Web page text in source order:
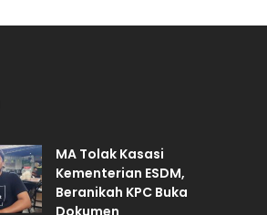
MA Tolak Kasasi
Kementerian ESDM,
Beranikah KPC Buka
Dokumen